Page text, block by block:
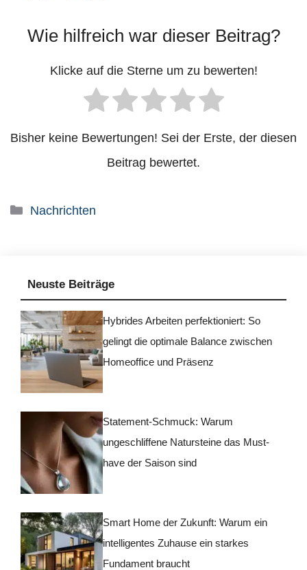
Wie hilfreich war dieser Beitrag?
Klicke auf die Sterne um zu bewerten!
Bisher keine Bewertungen! Sei der Erste, der diesen
Beitrag bewertet.
Kategorien
Nachrichten
Neuste Beiträge
Hybrides Arbeiten perfektioniert: So
gelingt die optimale Balance zwischen
Homeoffice und Präsenz
Statement-Schmuck: Warum
ungeschliffene Natursteine das Must-
have der Saison sind
Smart Home der Zukunft: Warum ein
intelligentes Zuhause ein starkes
Fundament braucht